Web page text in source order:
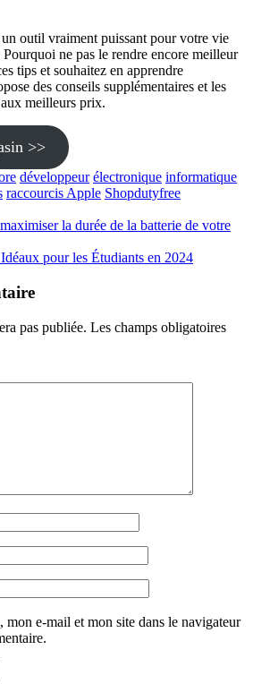
outil vraiment puissant pour votre vie
ne pas le rendre encore meilleur
tips et souhaitez en apprendre
des conseils supplémentaires et les
meilleurs prix.
>>
développeur électronique informatique
raccourcis Apple Shopdutyfree
la durée de la batterie de votre
pour les Étudiants en 2024
pas publiée. Les champs obligatoires
mon e-mail et mon site dans le navigateur